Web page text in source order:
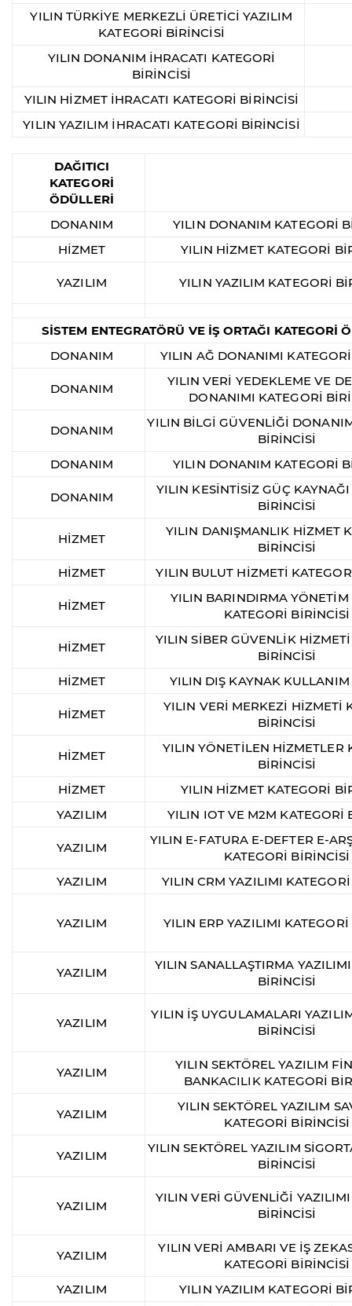
YILIN TÜRKİYE MERKEZLİ ÜRETİCİ YAZILIM
KATEGORİ BİRİNCİSİ
YILIN DONANIM İHRACATI KATEGORİ
BİRİNCİSİ
YILIN HİZMET İHRACATI KATEGORİ BİRİNCİSİ
YILIN YAZILIM İHRACATI KATEGORİ BİRİNCİSİ
DAĞITICI
KATEGORİ
ÖDÜLLERİ
DONANIM
YILIN DONANIM KATEGORİ
HİZMET
YILIN HİZMET KATEGORİ
YAZILIM YILIN YAZILIM KATEGORİ
SİSTEM ENTEGRATÖRÜ VE İŞ ORTAĞI KATEGORİ
DONANIM
YILIN AĞ DONANIMI
DONANIM
YILIN VERİ YEDEKLEME VE
DONANIMI KATEGORİ
DONANIM
YILIN BİLGİ GÜVENLİĞİ
BİRİNCİSİ
DONANIM
YILIN DONANIM KATEGORİ
DONANIM
YILIN KESİNTİSİZ GÜÇ
BİRİNCİSİ
HİZMET
YILIN DANIŞMANLIK HİZMET
BİRİNCİSİ
HİZMET
YILIN BULUT HİZMETİ
HİZMET
YILIN BARINDIRMA
KATEGORİ BİRİNCİSİ
HİZMET
YILIN SİBER GÜVENLİK
BİRİNCİSİ
HİZMET
YILIN DIŞ KAYNAK
HİZMET
YILIN VERİ MERKEZİ HİZMETİ
BİRİNCİSİ
HİZMET
YILIN YÖNETİLEN HİZMETLER
BİRİNCİSİ
HİZMET
YILIN HİZMET KATEGORİ
YAZILIM
YILIN IOT VE M2M KATEGORİ
YAZILIM
YILIN E-FATURA E-DEFTER E-
KATEGORİ BİRİNCİSİ
YAZILIM
YILIN CRM YAZILIMI
YAZILIM YILIN ERP YAZILIMI
YAZILIM
YILIN SANALLAŞTIRMA
BİRİNCİSİ
YAZILIM
YILIN İŞ UYGULAMALARI
BİRİNCİSİ
YAZILIM
YILIN SEKTÖREL YAZILIM
BANKACILIK KATEGORİ
YAZILIM
YILIN SEKTÖREL YAZILIM
KATEGORİ BİRİNCİSİ
YAZILIM
YILIN SEKTÖREL YAZILIM
BİRİNCİSİ
YAZILIM
YILIN VERİ GÜVENLİĞİ
BİRİNCİSİ
YAZILIM
YILIN VERİ AMBARI VE İŞ
KATEGORİ BİRİNCİSİ
YAZILIM
YILIN YAZILIM KATEGORİ